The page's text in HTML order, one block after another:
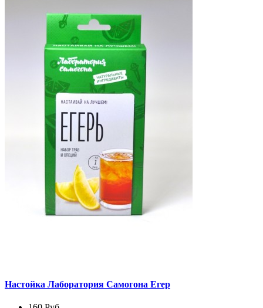
Настойка Лаборатория Самогона Егер